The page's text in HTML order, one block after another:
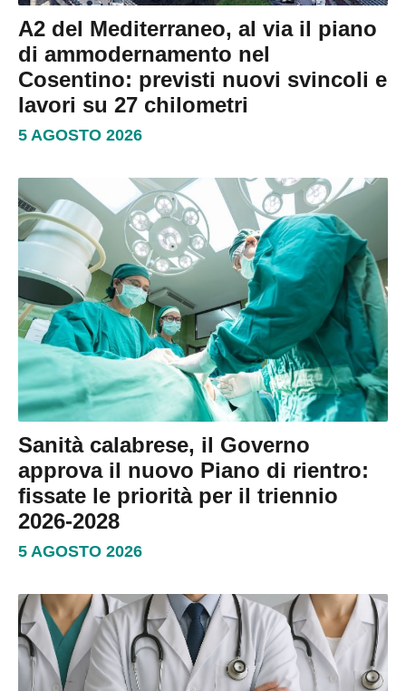
A2 del Mediterraneo, al via il piano
di ammodernamento nel
Cosentino: previsti nuovi svincoli e
lavori su 27 chilometri
5 AGOSTO 2026
Sanità calabrese, il Governo
approva il nuovo Piano di rientro:
fissate le priorità per il triennio
2026-2028
5 AGOSTO 2026